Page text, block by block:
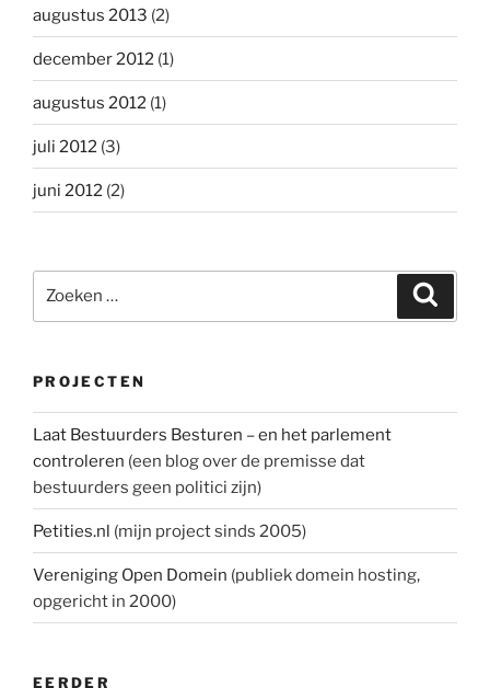
augustus 2013 (2)
december 2012 (1)
augustus 2012 (1)
juli 2012 (3)
juni 2012 (2)
naar:
PROJECTEN
Laat Bestuurders Besturen – en het parlement
controleren (een blog over de premisse dat
bestuurders geen politici zijn)
Petities.nl (mijn project sinds 2005)
Vereniging Open Domein (publiek domein hosting,
opgericht in 2000)
EERDER